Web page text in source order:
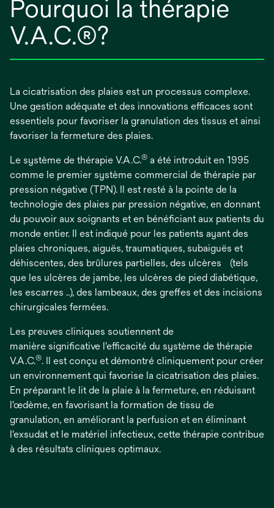
Pourquoi la thérapie
V.A.C.®?
La cicatrisation des plaies est un processus complexe.
Une gestion adéquate et des innovations efficaces sont
essentiels pour favoriser la granulation des tissus et ainsi
favoriser la fermeture des plaies.
Le système de thérapie V.A.C.® a été introduit en 1995
comme le premier système commercial de thérapie par
pression négative (TPN). Il est resté à la pointe de la
technologie des plaies par pression négative, en donnant
du pouvoir aux soignants et en bénéficiant aux patients du
monde entier. Il est indiqué pour les patients ayant des
plaies chroniques, aiguës, traumatiques, subaiguës et
déhiscentes, des brûlures partielles, des ulcères (tels
que les ulcères de jambe, les ulcères de pied diabétique,
les escarres ..), des lambeaux, des greffes et des incisions
chirurgicales fermées.
Les preuves cliniques soutiennent de
manière significative l'efficacité du système de thérapie
V.A.C.®. Il est conçu et démontré cliniquement pour créer
un environnement qui favorise la cicatrisation des plaies.
En préparant le lit de la plaie à la fermeture, en réduisant
l'œdème, en favorisant la formation de tissu de
granulation, en améliorant la perfusion et en éliminant
l'exsudat et le matériel infectieux, cette thérapie contribue
à des résultats cliniques optimaux.